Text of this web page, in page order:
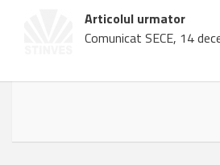
Articolul urmator
Comunicat SECE, 14